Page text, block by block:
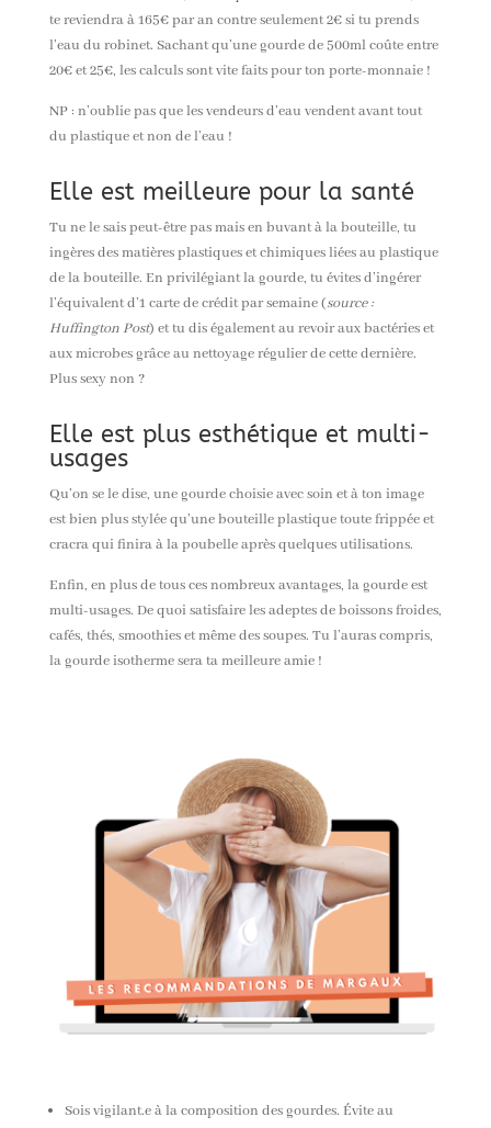
te reviendra à 165€ par an contre seulement 2€ si tu prends
l’eau du robinet. Sachant qu’une gourde de 500ml coûte entre
20€ et 25€, les calculs sont vitefaitspour ton porte-monnaie !
NP : n’oublie pas que les vendeurs d’eau vendent avant tout
du plastique et non de l’eau !
Elle est meilleure pour la santé
Tu ne le sais peut-être pas mais en buvant à la bouteille, tu
ingères des matières plastiques et chimiques liées au plastique
de la bouteille. En privilégiant la gourde, tu évites d’ingérer
l’équivalentd’1 carte de crédit par semaine (source :
Huffington Post) et tu dis également au revoir aux bactéries et
aux microbes grâce au nettoyage régulier de cette dernière.
Plus sexy non ?
Elle est plus esthétique et multi-
usages
Qu’on se le dise, une gourde choisie avec soin et à ton image
est bien plus stylée qu’une bouteille plastique toute frippée et
cracra qui finira à la poubelle après quelques utilisations.
Enfin, en plus de tous ces nombreux avantages, la gourde est
multi-usages. De quoi satisfaire les adeptes de boissons froides,
cafés, thés, smoothies et mêmedessoupes. Tu l’auras compris,
la gourde isotherme sera ta meilleure amie !
Sois vigilant.e à la composition des gourdes. Évite au